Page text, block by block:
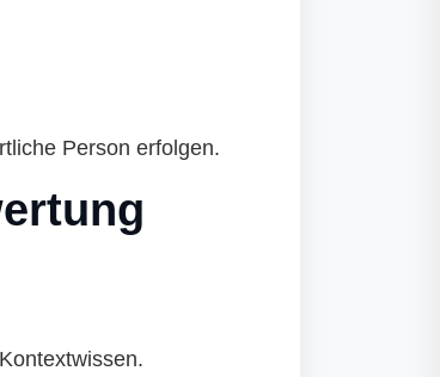
Person erfolgen.